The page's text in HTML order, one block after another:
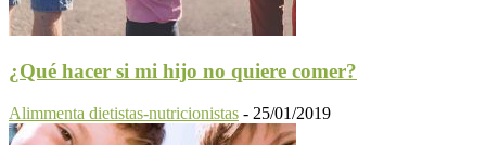
¿Qué hacer si mi hijo no quiere comer?
Alimmenta dietistas-nutricionistas - 25/01/2019